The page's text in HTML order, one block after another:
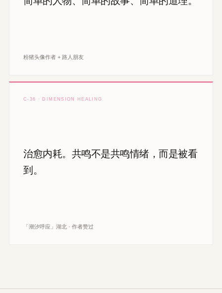
粉猪头像作者 + 路人朋友
C-36 · DIMENSION HEALING
治愈内耗。共鸣不是共鸣情绪，而是被看
到。
「潮汐呼应」湖北 · 作者赞过